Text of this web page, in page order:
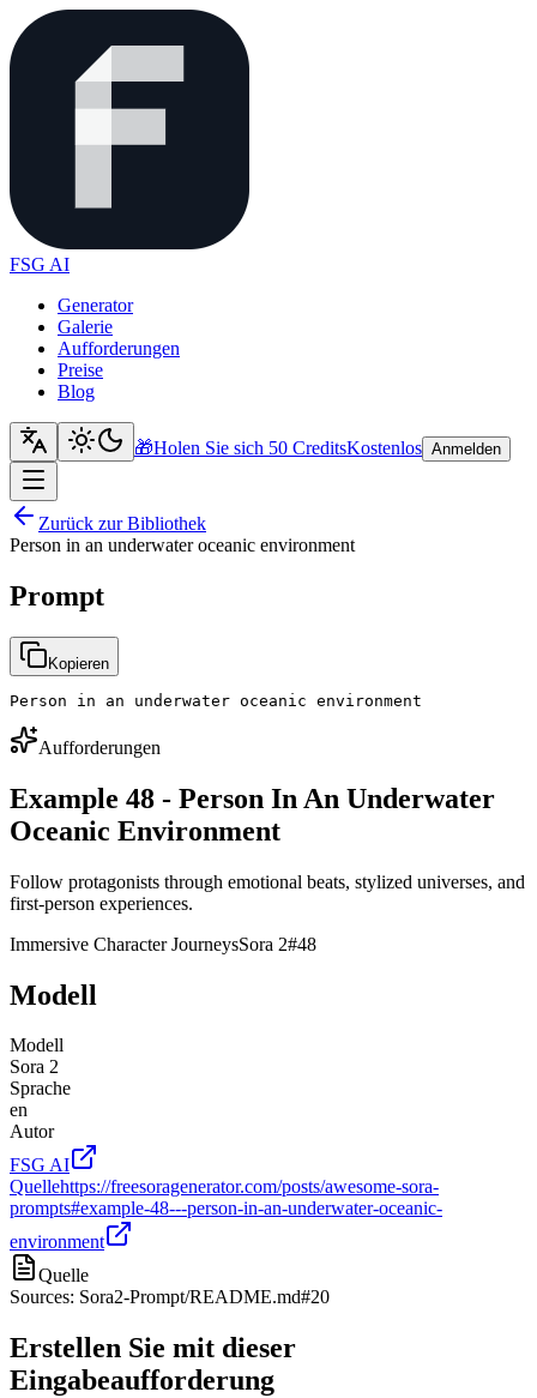
FSG AI
Generator
Galerie
Aufforderungen
Preise
Blog
🎁Holen Sie sich 50 CreditsKostenlos Anmelden
Zurück zur Bibliothek
Person in an underwater oceanic environment
Prompt
Kopieren
Person in an underwater oceanic environment
Aufforderungen
Example 48 - Person In An Underwater
Oceanic Environment
Follow protagonists through emotional beats, stylized universes, and
first-person experiences.
Immersive Character JourneysSora 2#48
Modell
Modell
Sora 2
Sprache
en
Autor
FSG AI
Quellehttps://freesoragenerator.com/posts/awesome-sora-
prompts#example-48---person-in-an-underwater-oceanic-
environment
Quelle
Sources: Sora2-Prompt/README.md#20
Erstellen Sie mit dieser
Eingabeaufforderung